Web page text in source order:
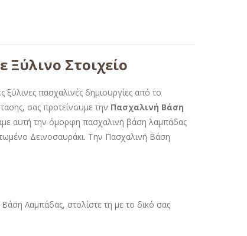
Στοιχείο
πασχαλινές δημιουργίες από το
σας προτείνουμε την Πασχαλινή Βάση
αυτή την όμορφη πασχαλινή βάση λαμπάδας
Δεινοσαυράκι. Την Πασχαλινή Βάση
Λαμπάδας, στολίστε τη με το δικό σας